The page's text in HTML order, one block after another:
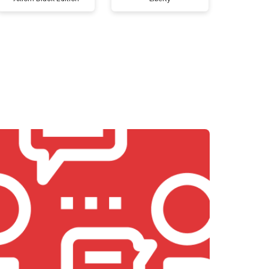
от 4200 ₽
от 3900 ₽ Заказать
от 4800 ₽ Заказать